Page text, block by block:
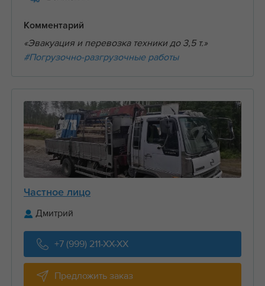
Комментарий
«Эвакуация и перевозка техники до 3,5 т.»
#Погрузочно-разгрузочные работы
Частное лицо
Дмитрий
+7 (999) 211-XX-XX
Предложить заказ